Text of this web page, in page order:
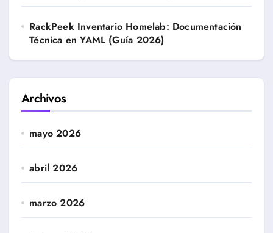
RackPeek Inventario Homelab: Documentación
Técnica en YAML (Guía 2026)
Archivos
mayo 2026
abril 2026
marzo 2026